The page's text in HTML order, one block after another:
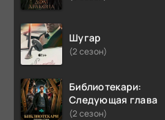
Шугар
(2 сезон)
Библиотекари:
Следующая глава
(2 сезон)